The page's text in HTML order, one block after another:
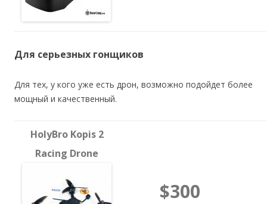
Для серьезных гонщиков
Для тех, у кого уже есть дрон, возможно подойдет более
мощный и качественный.
HolyBro Kopis 2
Racing Drone
$300